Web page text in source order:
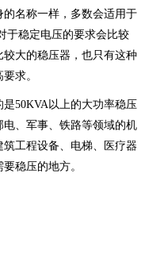
名称一样，多数会适用于
于稳定电压的要求会比较
大的稳压器，也只有这种
求。
50KVA以上的大功率稳压
、军事、铁路等领域的机
工程设备、电梯、医疗器
稳压的地方。